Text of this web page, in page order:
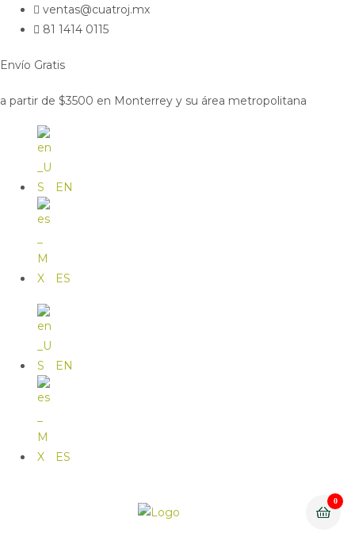
ventas@cuatroj.mx
81 1414 0115
Envío Gratis
a partir de $3500 en Monterrey y su área metropolitana
EN
ES
EN
ES
0